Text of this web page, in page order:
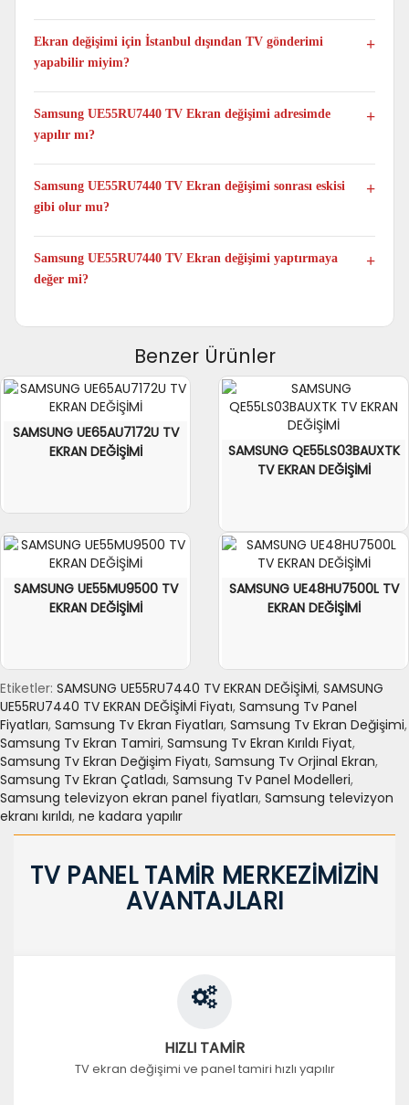
Evet. Samsung UE55RU7440 TV modeli için yalnızca bu modele
uygun orijinal ve sıfır paneller kullanılmaktadır.
Ekran değişimi için İstanbul dışından TV gönderimi
yapabilir miyim?
Evet. Taşıma ücret ve sorumluluğu tarafınıza ait olacak şekilde
televizyonun tamamını kutulu şekilde kargo ile gönderebilir ve
alabilirsiniz.
Samsung UE55RU7440 TV Ekran değişimi adresimde
yapılır mı?
Hayır. TV Panel değişimi yalnızca atölye ortamında
yapılmaktadır.
Samsung UE55RU7440 TV Ekran değişimi sonrası eskisi
gibi olur mu?
Evet. Samsung UE55RU7440 model TV Panel değişimi
yapıldıktan sonra televizyonunuz ilk günkü performansıyla
çalışmaya devam eder.
Samsung UE55RU7440 TV Ekran değişimi yaptırmaya
değer mi?
kıyaslandığında ortalama %60 ile %70 arası tasarruf sağladığı
için televizyonunuz ekran değişimi yaptırmaya değer.
Benzer Ürünler
SAMSUNG UE65AU7172U TV
EKRAN DEĞİŞİMİ
SAMSUNG QE55LS03BAUXTK
TV EKRAN DEĞİŞİMİ
SAMSUNG UE55MU9500 TV
EKRAN DEĞİŞİMİ
SAMSUNG UE48HU7500L TV
EKRAN DEĞİŞİMİ
Etiketler: SAMSUNG UE55RU7440 TV EKRAN DEĞİŞİMİ, SAMSUNG
UE55RU7440 TV EKRAN DEĞİŞİMİ Fiyatı, Samsung Tv Panel
Fiyatları, Samsung Tv Ekran Fiyatları, Samsung Tv Ekran Değişimi,
Samsung Tv Ekran Tamiri, Samsung Tv Ekran Kırıldı Fiyat,
Samsung Tv Ekran Değişim Fiyatı, Samsung Tv Orjinal Ekran,
Samsung Tv Ekran Çatladı, Samsung Tv Panel Modelleri,
Samsung televizyon ekran panel fiyatları, Samsung televizyon
ekranı kırıldı, ne kadara yapılır
TV PANEL TAMİR MERKEZİMİZİN
AVANTAJLARI
HIZLI TAMİR
TV ekran değişimi ve panel tamiri hızlı yapılır